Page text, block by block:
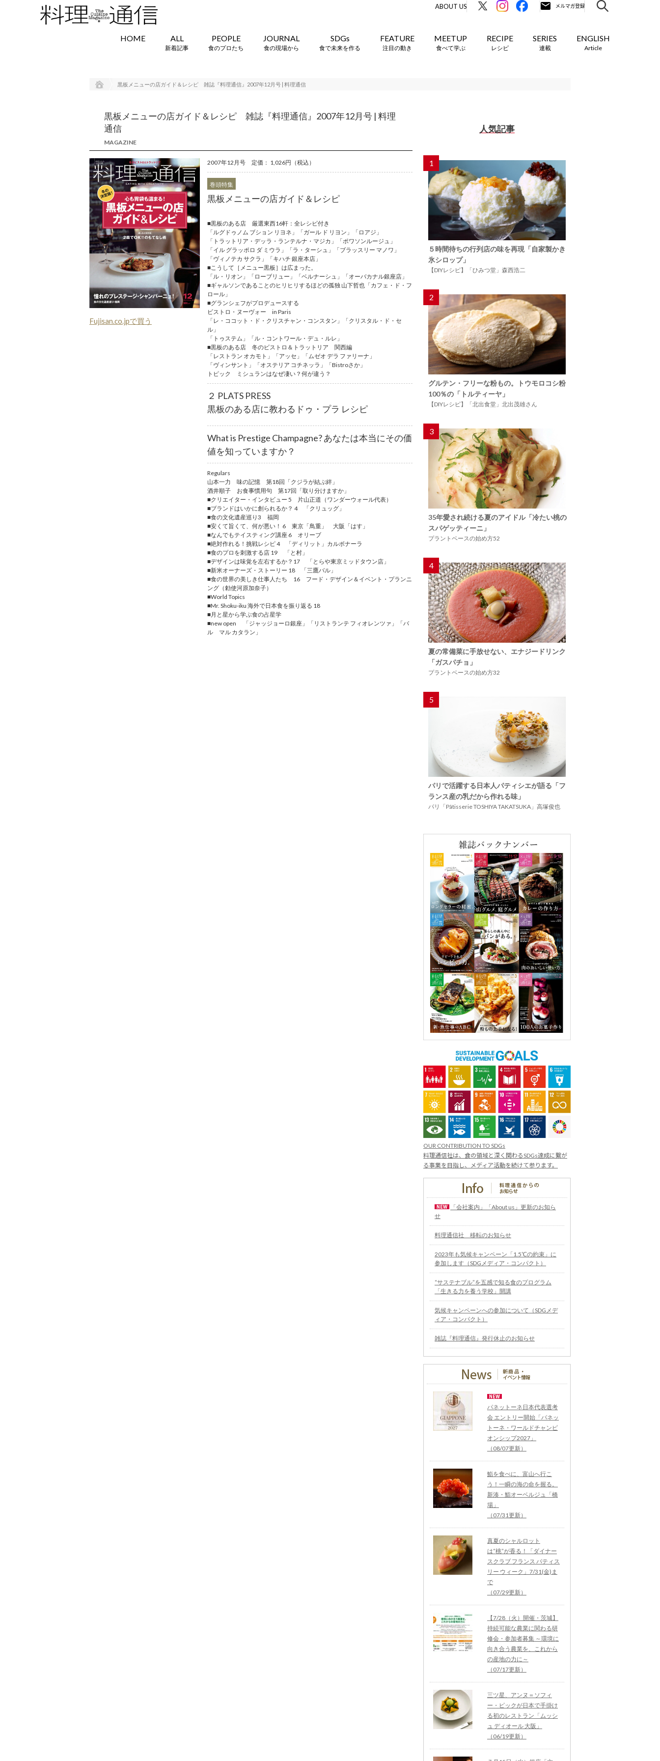
ABOUT US
HOME ALL
新着記事
PEOPLE
食のプロたち
JOURNAL
食の現場から
SDGs
食で未来を作る
FEATURE
注目の動き
MEETUP
食べて学ぶ
RECIPE
レシピ
SERIES
連載
ENGLISH
Article
黒板メニューの店ガイド＆レシピ 雑誌『料理通信』2007年12月号 | 料理通信
黒板メニューの店ガイド＆レシピ 雑誌『料理通信』2007年12月号 | 料理
通信
MAGAZINE
Fujisan.co.jpで買う
2007年12月号 定価： 1,026円（税込）
巻頭特集
黒板メニューの店ガイド＆レシピ
■黒板のある店 厳選東西16軒：全レシピ付き
「ルグドゥノム ブション リヨネ」「ガール ド リヨン」「ロアジ」
「トラットリア・デッラ・ランテルナ・マジカ」「ポワソンルージュ」
「イル グラッポロ ダ ミウラ」「ラ・ターシュ」「ブラッスリー マノワ」
「ヴィノテカ サクラ」「キハチ 銀座本店」
■こうして［メニュー黒板］は広まった。
「ル・リオン」「ローブリュー」「ベルナーシュ」「オーバカナル銀座店」
■ギャルソンであることのヒリヒリするほどの孤独 山下哲也「カフェ・ド・フ
ロール」
■グランシェフがプロデュースする
ビストロ・ヌーヴォー in Paris
「レ・ココット・ド・クリスチャン・コンスタン」「クリスタル・ド・セ
ル」
「トゥステム」「ル・コントワール・デュ・ルレ」
■黒板のある店 冬のビストロ＆トラットリア 関西編
「レストラン オカモト」「アッセ」「ムゼオ デラ ファリーナ」
「ヴィンサント」「オステリア コチネッラ」「Bistroさか」
トピック ミシュランはなぜ凄い？何が違う？
２ PLATS PRESS
黒板のある店に教わるドゥ・プラ レシピ
What is Prestige Champagne? あなたは本当にその価
値を知っていますか？
Regulars
山本一力 味の記憶 第18回「クジラが結ぶ絆」
酒井順子 お食事慣用句 第17回「取り分けますか」
■クリエイター・インタビュー 5 片山正道（ワンダーウォール代表）
■ブランドはいかに創られるか？ 4 「クリュッグ」
■食の文化遺産巡り3 福岡
■安くて旨くて、何が悪い！ 6 東京「鳥重」 大阪「はす」
■なんでもテイスティング講座 6 オリーブ
■絶対作れる！挑戦レシピ 4 「ディリット」カルボナーラ
■食のプロを刺激する店 19 「と村」
■デザインは味覚を左右するか？17 「とらや東京ミッドタウン店」
■新米オーナーズ・ストーリー 18 「三鷹バル」
■食の世界の美しき仕事人たち 16 フード・デザイン＆イベント・プランニ
ング（勅使河原加奈子）
■World Topics
■Mr. Shoku-iku 海外で日本食を振り返る 18
■月と星から学ぶ食の占星学
■new open 「ジャッジョーロ銀座」「リストランテ フィオレンツァ」「バ
ル マル カタラン」
人気記事
1
５時間待ちの行列店の味を再現「自家製かき
氷シロップ」
【DIYレシピ】「ひみつ堂」森西浩二
2
グルテン・フリーな粉もの。トウモロコシ粉
100％の「トルティーヤ」
【DIYレシピ】「北出食堂」北出茂雄さん
3
35年愛され続ける夏のアイドル「冷たい桃の
スパゲッティーニ」
プラントベースの始め方52
4
夏の常備菜に手放せない、エナジードリンク
「ガスパチョ」
プラントベースの始め方32
5
パリで活躍する日本人パティシエが語る「フ
ランス産の乳だから作れる味」
パリ「Pâtisserie TOSHIYA TAKATSUKA」高塚俊也
OUR CONTRIBUTION TO SDGs
料理通信社は、食の領域と深く関わるSDGs達成に繋が
る事業を目指し、メディア活動を続けて参ります。
「会社案内」「About us」更新のお知ら
せ
料理通信社 移転のお知らせ
2023年も気候キャンペーン「1.5℃の約束」に
参加します（SDGメディア・コンパクト）
“サステナブル”を五感で知る食のプログラム
「生きる力を養う学校」開講
気候キャンペーンへの参加について（SDGメデ
ィア・コンパクト）
雑誌『料理通信』発行休止のお知らせ
パネットーネ日本代表選考
会 エントリー開始「パネッ
トーネ・ワールドチャンピ
オンシップ2027」
（08/07更新）
鮨を食べに、富山へ行こ
う！一瞬の海の命を握る。
新湊・鮨オーベルジュ「橋
場」
（07/31更新）
真夏のシャルロット
は“桃”が香る！「ダイナー
スクラブ フランス パティス
リー ウィーク」7/31(金)ま
で
（07/29更新）
【7/28（火）開催・茨城】
持続可能な農業に関わる研
修会・参加者募集 ～環境に
向き合う農業を、これから
の産地の力に～
（07/17更新）
三ツ星、アンヌ＝ソフィ
ー・ピックが日本で手掛け
る初のレストラン「ムッシ
ュ ディオール 大阪」
（06/19更新）